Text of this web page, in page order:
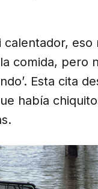
calentador,
comida, pero
Esta cita
había